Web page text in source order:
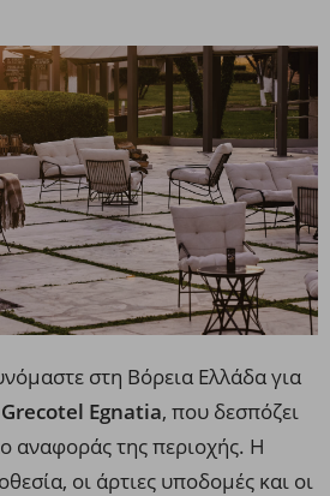
στη Βόρεια Ελλάδα για
Grecotel Egnatia, που δεσπόζει
αναφοράς της περιοχής. Η
οι άρτιες υποδομές και οι